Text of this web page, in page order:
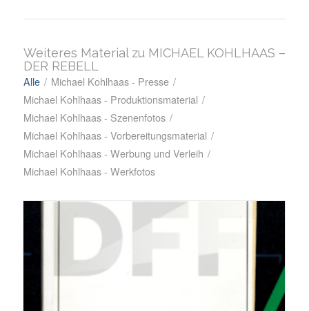
Weiteres Material zu MICHAEL KOHLHAAS –
DER REBELL
Alle / Michael Kohlhaas - Presse /
Michael Kohlhaas - Produktionsmaterial /
Michael Kohlhaas - Szenenfotos /
Michael Kohlhaas - Vorbereitungsmaterial /
Michael Kohlhaas - Werbung und Verleih /
Michael Kohlhaas - Werkfotos